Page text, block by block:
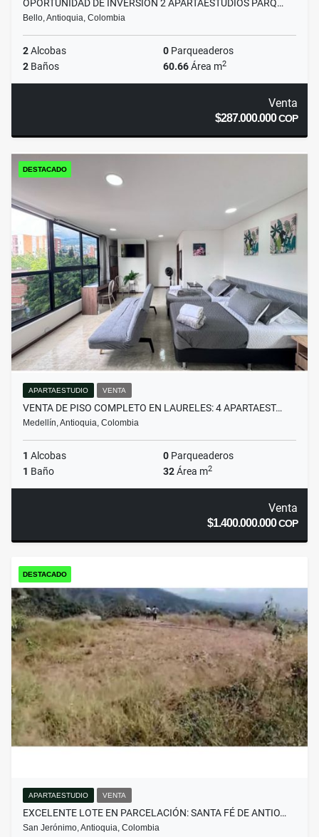
OPORTUNIDAD DE INVERSION 2 APARTAESTUDIOS PARQ…
Bello, Antioquia, Colombia
2Alcobas 0 Parqueaderos
2 Baños 60.66Área m2
Venta
$287.000.000COP
DESTACADO
APARTAESTUDIO VENTA
VENTA DE PISO COMPLETO EN LAURELES: 4 APARTAEST…
Medellín, Antioquia, Colombia
1 Alcobas 0 Parqueaderos
1 Baño 32Área m2
Venta
$1.400.000.000COP
DESTACADO
APARTAESTUDIO VENTA
EXCELENTE LOTE EN PARCELACIÓN: SANTA FÉ DE ANTIO…
San Jerónimo, Antioquia, Colombia